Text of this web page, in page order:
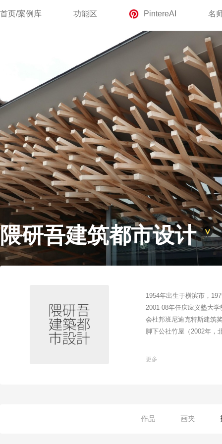
首页/案例库 功能区 PintereAI 名
隈研吾建筑都市设计
1954年出生于横滨市，
2001-08年任庆应义塾大
会杜邦班尼迪克特斯建筑
脚下公社竹屋（2002年，
更多
作品 画夹